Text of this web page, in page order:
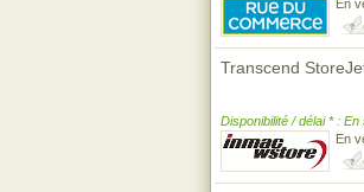
En
Transcend
Disponibilité / délai * :
En